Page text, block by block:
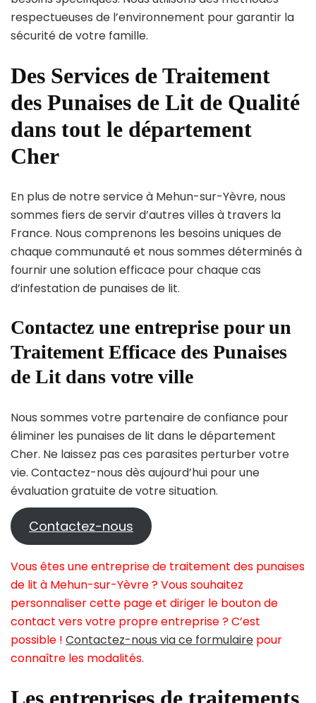
respectueuses de l’environnement pour garantir la
sécurité de votre famille.
Des Services de Traitement
des Punaises de Lit de Qualité
dans tout le département
Cher
En plus de notre service à Mehun-sur-Yèvre, nous
sommes fiers de servir d’autres villes à travers la
France. Nous comprenons les besoins uniques de
chaque communauté et nous sommes déterminés à
fournir une solution efficace pour chaque cas
d’infestation de punaises de lit.
Contactez une entreprise pour un
Traitement Efficace des Punaises
de Lit dans votre ville
Nous sommes votre partenaire de confiance pour
éliminer les punaises de lit dans le département
Cher. Ne laissez pas ces parasites perturber votre
vie. Contactez-nous dès aujourd’hui pour une
évaluation gratuite de votre situation.
Contactez-nous
Vous êtes une entreprise de traitement des punaises
de lit à Mehun-sur-Yèvre ? Vous souhaitez
personnaliser cette page et diriger le bouton de
contact vers votre propre entreprise ? C’est
possible ! Contactez-nous via ce formulaire pour
connaître les modalités.